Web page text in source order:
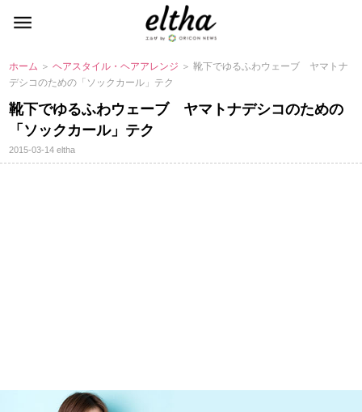
ホーム ＞ヘアスタイル・ヘアアレンジ ＞ 靴下でゆるふわウェーブ ヤマトナ
デシコのための「ソックカール」テク
靴下でゆるふわウェーブ ヤマトナデシコのための
「ソックカール」テク
2015-03-14eltha